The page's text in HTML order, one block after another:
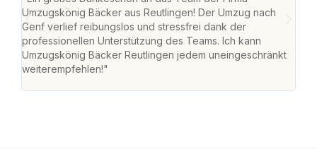
Umzugskönig Bäcker aus Reutlingen! Der Umzug nach
Genf verlief reibungslos und stressfrei dank der
professionellen Unterstützung des Teams. Ich kann
Umzugskönig Bäcker Reutlingen jedem uneingeschränkt
weiterempfehlen!"